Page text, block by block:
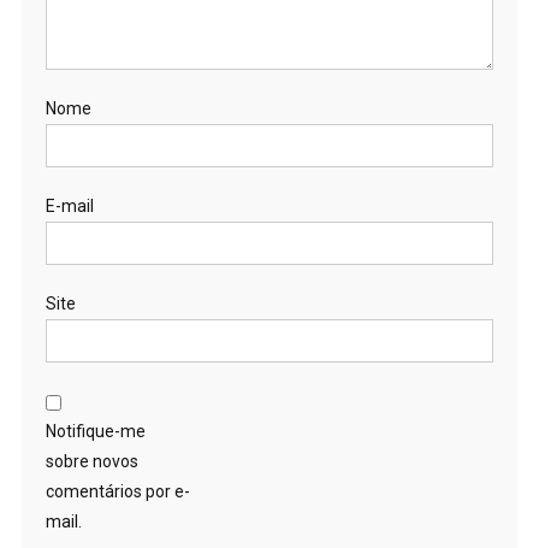
Nome
E-mail
Site
Notifique-me
sobre novos
comentários por e-
mail.